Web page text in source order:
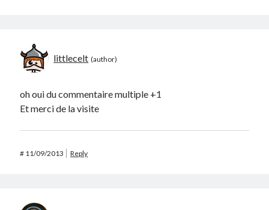
littlecelt
oh oui du commentaire multiple +1
Et merci de la visite
# 11/09/2013 Reply